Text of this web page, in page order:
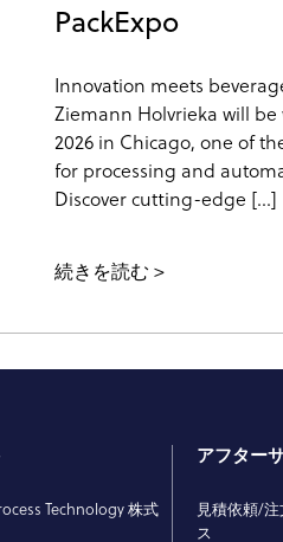
PackExpo
Innovation meets
Ziemann Holvrieka will be
2026 in Chicago, one of
for processing and
Discover cutting-edge […]
続きを読む
Technology 株式
アフター
見積依頼/
ス